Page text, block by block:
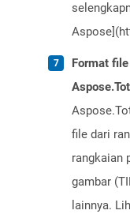
Format
file dari
rangkaian
gambar
lainnya.